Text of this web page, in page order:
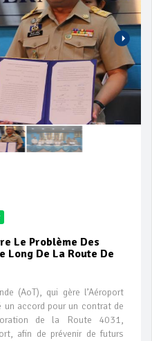
Le Problème Des
Long De La Route De
(AoT), qui gère l’Aéroport
un accord pour un contrat de
de la Route 4031,
afin de prévenir de futurs